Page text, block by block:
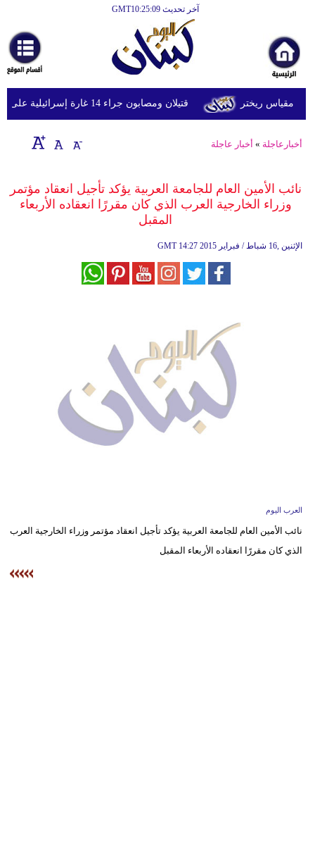
آخر تحديث GMT10:25:09
أخبارعاجلة
رياضة
ثقافة
إقتصاد
وموسيقى
إسلامية
وتكنولوجيا
قتيلان ومصابون جراء 14 غارة إسرائيلية على شرق وجنوب لبنان
أخبارعاجلة » أخبار عاجلة
نائب الأمين العام للجامعة العربية يؤكد تأجيل انعقاد مؤتمر
وزراء الخارجية العرب الذي كان مقررًا انعقاده الأربعاء
المقبل
GMT 14:27 2015 الإثنين ,16 شباط / فبراير
العرب اليوم
نائب الأمين العام للجامعة العربية يؤكد تأجيل انعقاد مؤتمر وزراء الخارجية العرب
الذي كان مقررًا انعقاده الأربعاء المقبل